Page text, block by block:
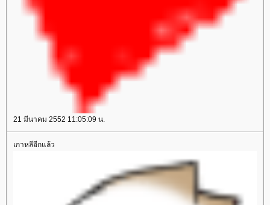
21 มีนาคม 2552 11:05:09 น.
เกาหลีอีกแล้ว